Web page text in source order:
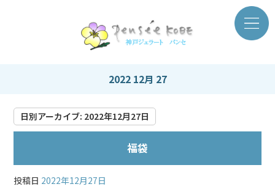
2022 12月 27
日別アーカイブ: 2022年12月27日
福袋
投稿日 2022年12月27日